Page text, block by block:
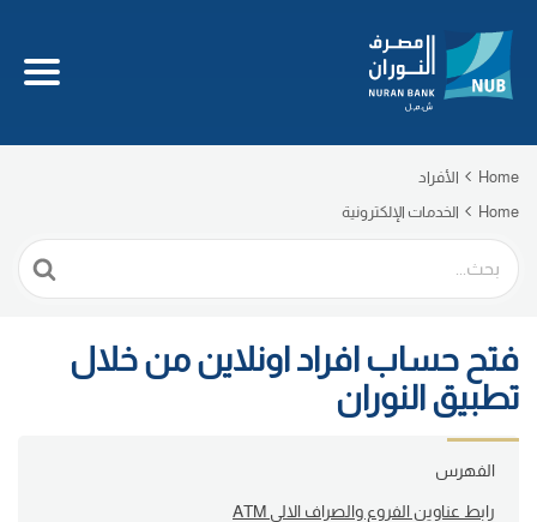
Home
الأفراد
Home
الخدمات الإلكترونية
Search
For
فتح حساب افراد اونلاين من خلال
تطبيق النوران
الفهرس
رابط عناوين الفروع والصراف الالي ATM